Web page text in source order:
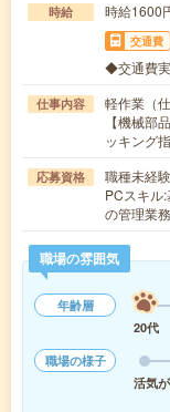
時給 時給1600
交通費
◆交通費
仕事内容
軽作業（
【機械部
ッキング
応募資格
職種未経
PCスキル
の管理業
職場の雰囲気
年齢層
20代
職場の様子
活気